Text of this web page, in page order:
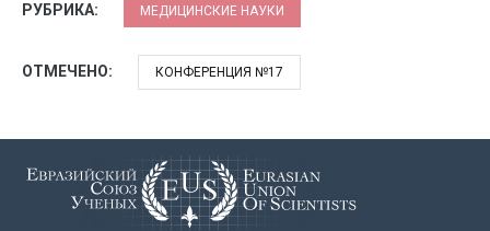
РУБРИКА: МЕДИЦИНСКИЕ НАУКИ
ОТМЕЧЕНО: КОНФЕРЕНЦИЯ №17